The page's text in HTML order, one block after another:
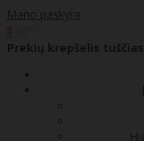
Mano paskyra
Prekių krepšelis